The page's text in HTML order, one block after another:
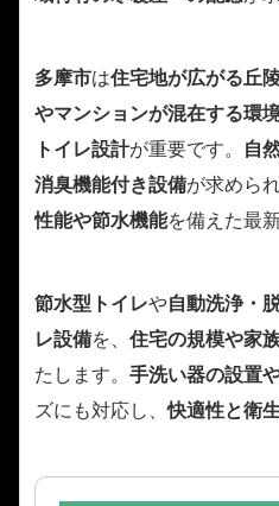
多摩市は住宅地が広がる丘
やマンションが混在する環
トイレ設計が重要です。 自
消臭機能付き設備が求めら
性能や節水機能を備えた最
節水型トイレや自動洗浄・
レ設備を、 住宅の規模や家
たします。 手洗い器の設置
ズにも対応し、快適性と衛